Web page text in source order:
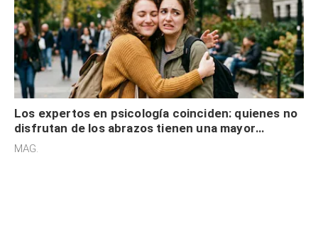
Los expertos en psicología coinciden: quienes no
disfrutan de los abrazos tienen una mayor
sensibilidad a los estímulos físicos y no es por
MAG.